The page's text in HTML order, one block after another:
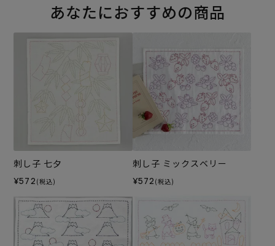
あなたにおすすめの商品
刺し子 七夕
¥572 (税込)
刺し子 ミックスベリー
¥572 (税込)